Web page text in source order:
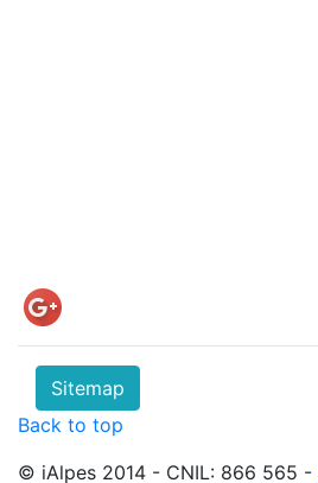
Sitemap
Back to top
© iAlpes 2014 - CNIL: 866 565 -